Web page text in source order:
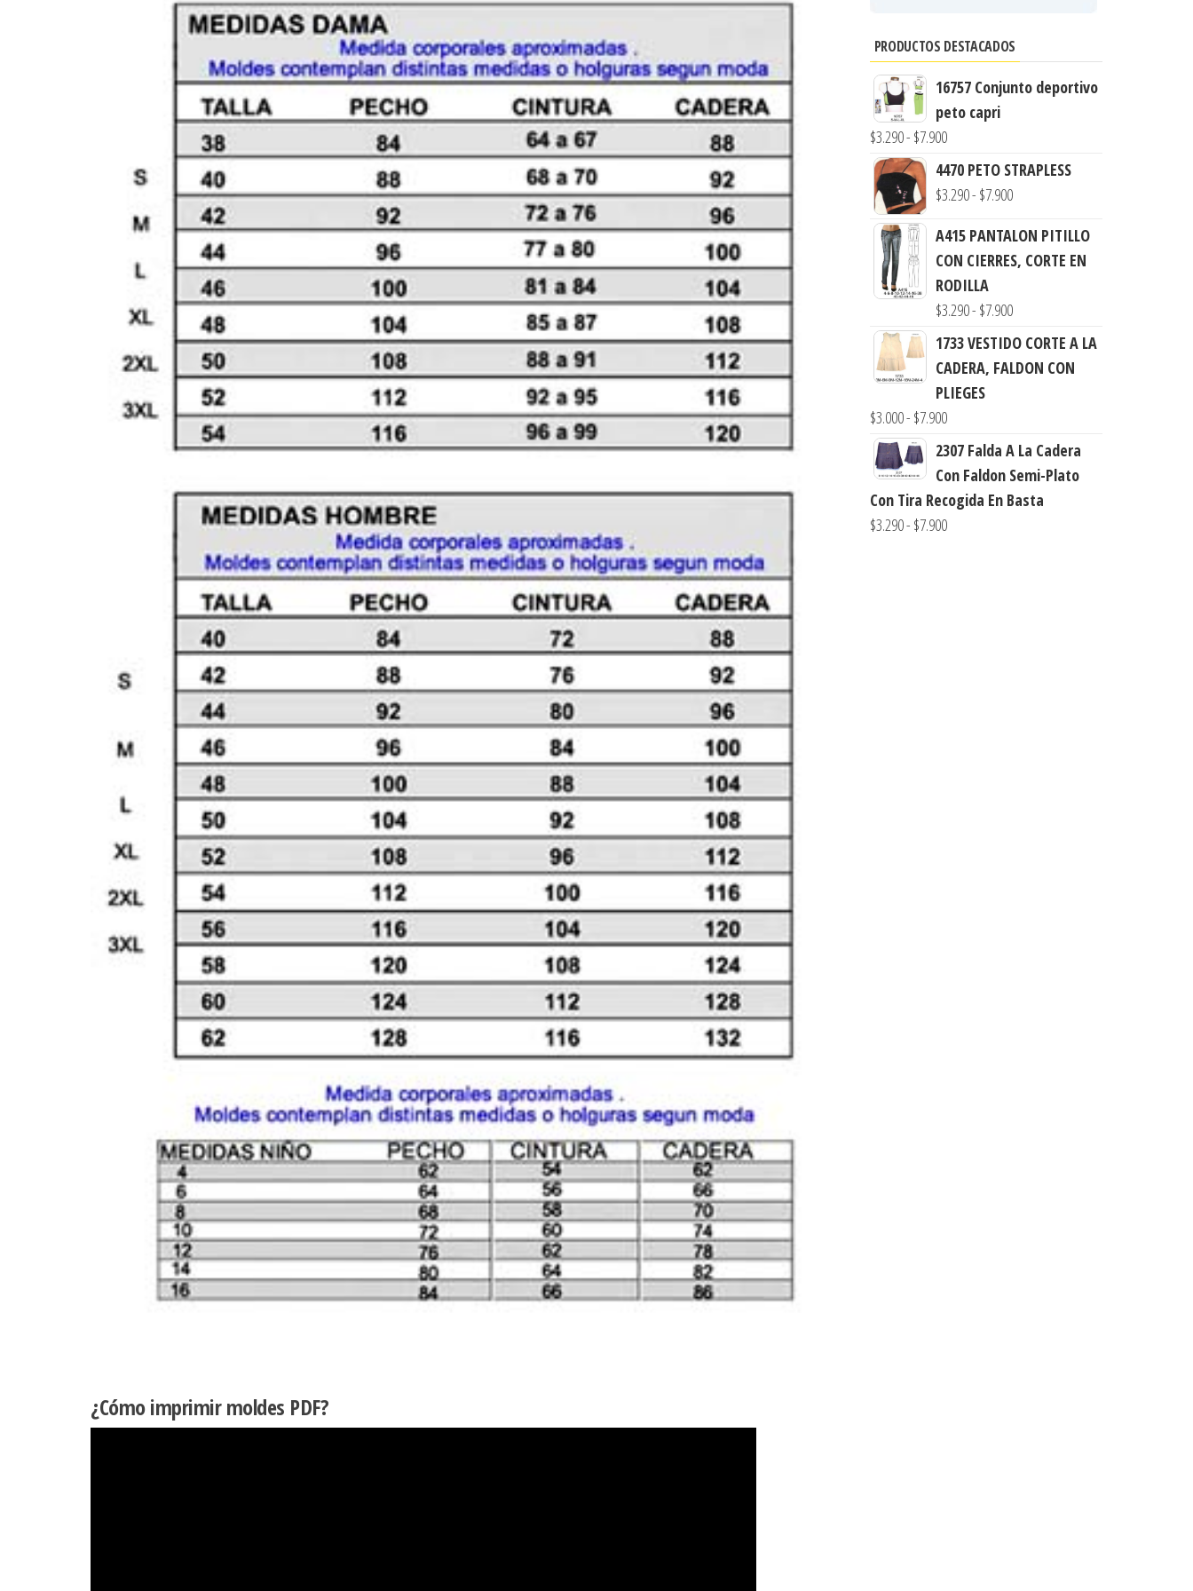
cantidad
¿Cómo imprimir moldes PDF?
PRODUCTOS DESTACADOS
16757 Conjunto deportivo
peto capri
$3.290- $7.900Rango
de
precios:
$3.290
hasta
$7.900
4470 PETO STRAPLESS
$3.290- $7.900Rango
precios:
desde
hasta
$7.900
A415 PANTALON PITILLO
CON CIERRES, CORTE EN
RODILLA
$3.290- $7.900Rango
de
precios:
$7.900
1733 VESTIDO CORTE A LA
CADERA, FALDON CON
PLIEGES
$3.000- $7.900Rango
de
precios:
desde
$3.000
2307 Falda A La Cadera
Con Faldon Semi-Plato
Con Tira Recogida En Basta
$3.290- $7.900Rango